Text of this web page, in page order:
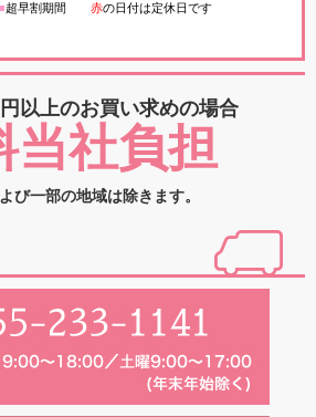
超早割期間 赤の日付は定休日です
以上のお買い求めの場合
当社負担
び一部の地域は除きます。